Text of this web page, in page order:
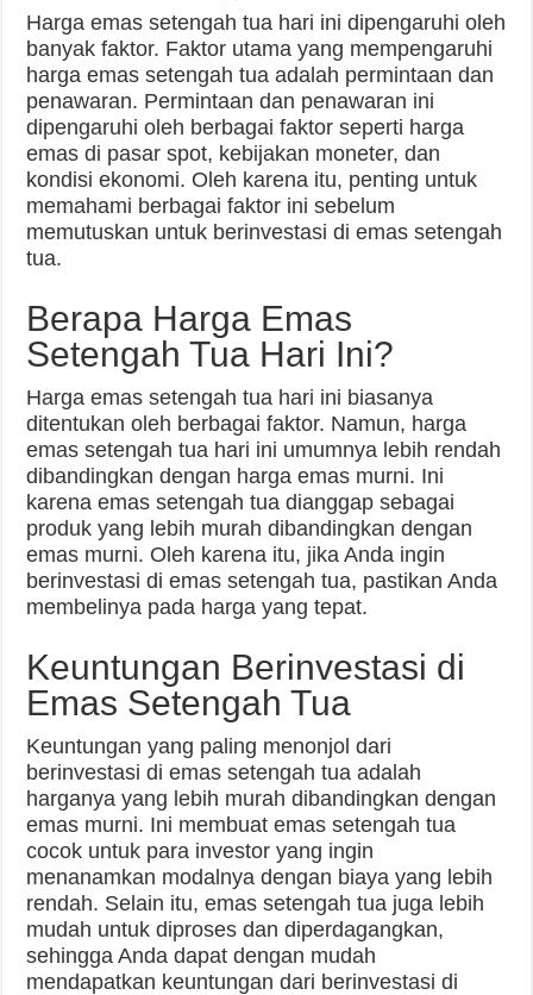
Harga emas setengah tua hari ini dipengaruhi oleh
banyak faktor. Faktor utama yang mempengaruhi
harga emas setengah tua adalah permintaan dan
penawaran. Permintaan dan penawaran ini
dipengaruhi oleh berbagai faktor seperti harga
emas di pasar spot, kebijakan moneter, dan
kondisi ekonomi. Oleh karena itu, penting untuk
memahami berbagai faktor ini sebelum
memutuskan untuk berinvestasi di emas setengah
tua.
Berapa Harga Emas
Setengah Tua Hari Ini?
Harga emas setengah tua hari ini biasanya
ditentukan oleh berbagai faktor. Namun, harga
emas setengah tua hari ini umumnya lebih rendah
dibandingkan dengan harga emas murni. Ini
karena emas setengah tua dianggap sebagai
produk yang lebih murah dibandingkan dengan
emas murni. Oleh karena itu, jika Anda ingin
berinvestasi di emas setengah tua, pastikan Anda
membelinya pada harga yang tepat.
Keuntungan Berinvestasi di
Emas Setengah Tua
Keuntungan yang paling menonjol dari
berinvestasi di emas setengah tua adalah
harganya yang lebih murah dibandingkan dengan
emas murni. Ini membuat emas setengah tua
cocok untuk para investor yang ingin
menanamkan modalnya dengan biaya yang lebih
rendah. Selain itu, emas setengah tua juga lebih
mudah untuk diproses dan diperdagangkan,
sehingga Anda dapat dengan mudah
mendapatkan keuntungan dari berinvestasi di